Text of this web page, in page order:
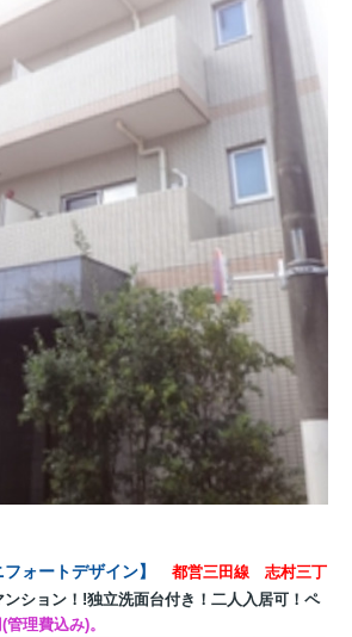
ォートデザイン】
都営三田線 志村三丁
ション！!独立洗面台付き！二人入居可！ペ
管理費込み)。